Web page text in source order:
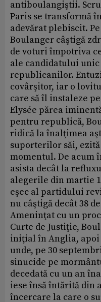
antiboulangiştii.
Paris se transformă
adevărat plebiscit.
Boulanger câştigă
de voturi împotriva
ale candidatului unic
republicanilor.
covârşitor, iar o
care să îl instaleze
Elysée părea
pentru republică,
ridică la înalţimea
suporterilor săi,
momentul. De acum
asista decât la
alegerile din martie
eşec al partidului
nu câştigă decât 38
Ameninţat cu un
Curte de Justiţie,
iniţial în Anglia, apoi
unde, pe 30
sinucide pe
decedată cu un an
iese însă întărită din
încercare la care o